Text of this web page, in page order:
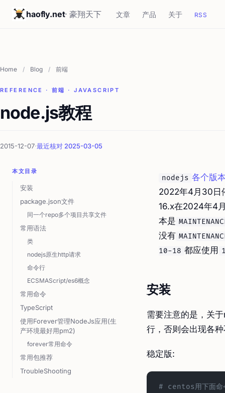
haofly.net· 豪翔天下 文章 产品 关于 RSS
Home / Blog / 前端
REFERENCE · 前端 · JAVASCRIPT
node.js教程
2015-12-07·最近核对 2025-03-05
本文目录
安装
package.json文件
同一个repo多个项目共享文件
常用语法
类
nodejs原生http请求
命令行
ECSMAScript/es6概念
常用命令
TypeScript
使用Forever管理NodeJs应用(生
产环境最好用pm2)
forever常用命令
常用包推荐
TroubleShooting
nodejs 各个版
2022年4月30日
16.x在2024年4
本是
没有
10-18 都应使用
安装
需要注意的是，关
行，否则会出现各
稳定版:
# centos用下面命